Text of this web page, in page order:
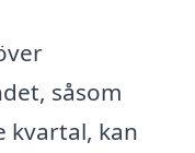
såsom
kvartal, kan